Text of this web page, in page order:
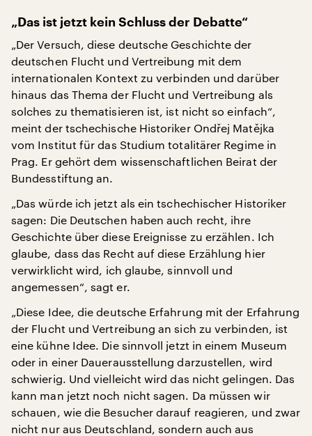
„Das ist jetzt kein Schluss der Debatte“
„Der Versuch, diese deutsche Geschichte der
deutschen Flucht und Vertreibung mit dem
internationalen Kontext zu verbinden und darüber
hinaus das Thema der Flucht und Vertreibung als
solches zu thematisieren ist, ist nicht so einfach“,
meint der tschechische Historiker Ondřej Matějka
vom Institut für das Studium totalitärer Regime in
Prag. Er gehört dem wissenschaftlichen Beirat der
Bundesstiftung an.
„Das würde ich jetzt als ein tschechischer Historiker
sagen: Die Deutschen haben auch recht, ihre
Geschichte über diese Ereignisse zu erzählen. Ich
glaube, dass das Recht auf diese Erzählung hier
verwirklicht wird, ich glaube, sinnvoll und
angemessen“, sagt er.
„Diese Idee, die deutsche Erfahrung mit der Erfahrung
der Flucht und Vertreibung an sich zu verbinden, ist
eine kühne Idee. Die sinnvoll jetzt in einem Museum
oder in einer Dauerausstellung darzustellen, wird
schwierig. Und vielleicht wird das nicht gelingen. Das
kann man jetzt noch nicht sagen. Da müssen wir
schauen, wie die Besucher darauf reagieren, und zwar
nicht nur aus Deutschland, sondern auch aus